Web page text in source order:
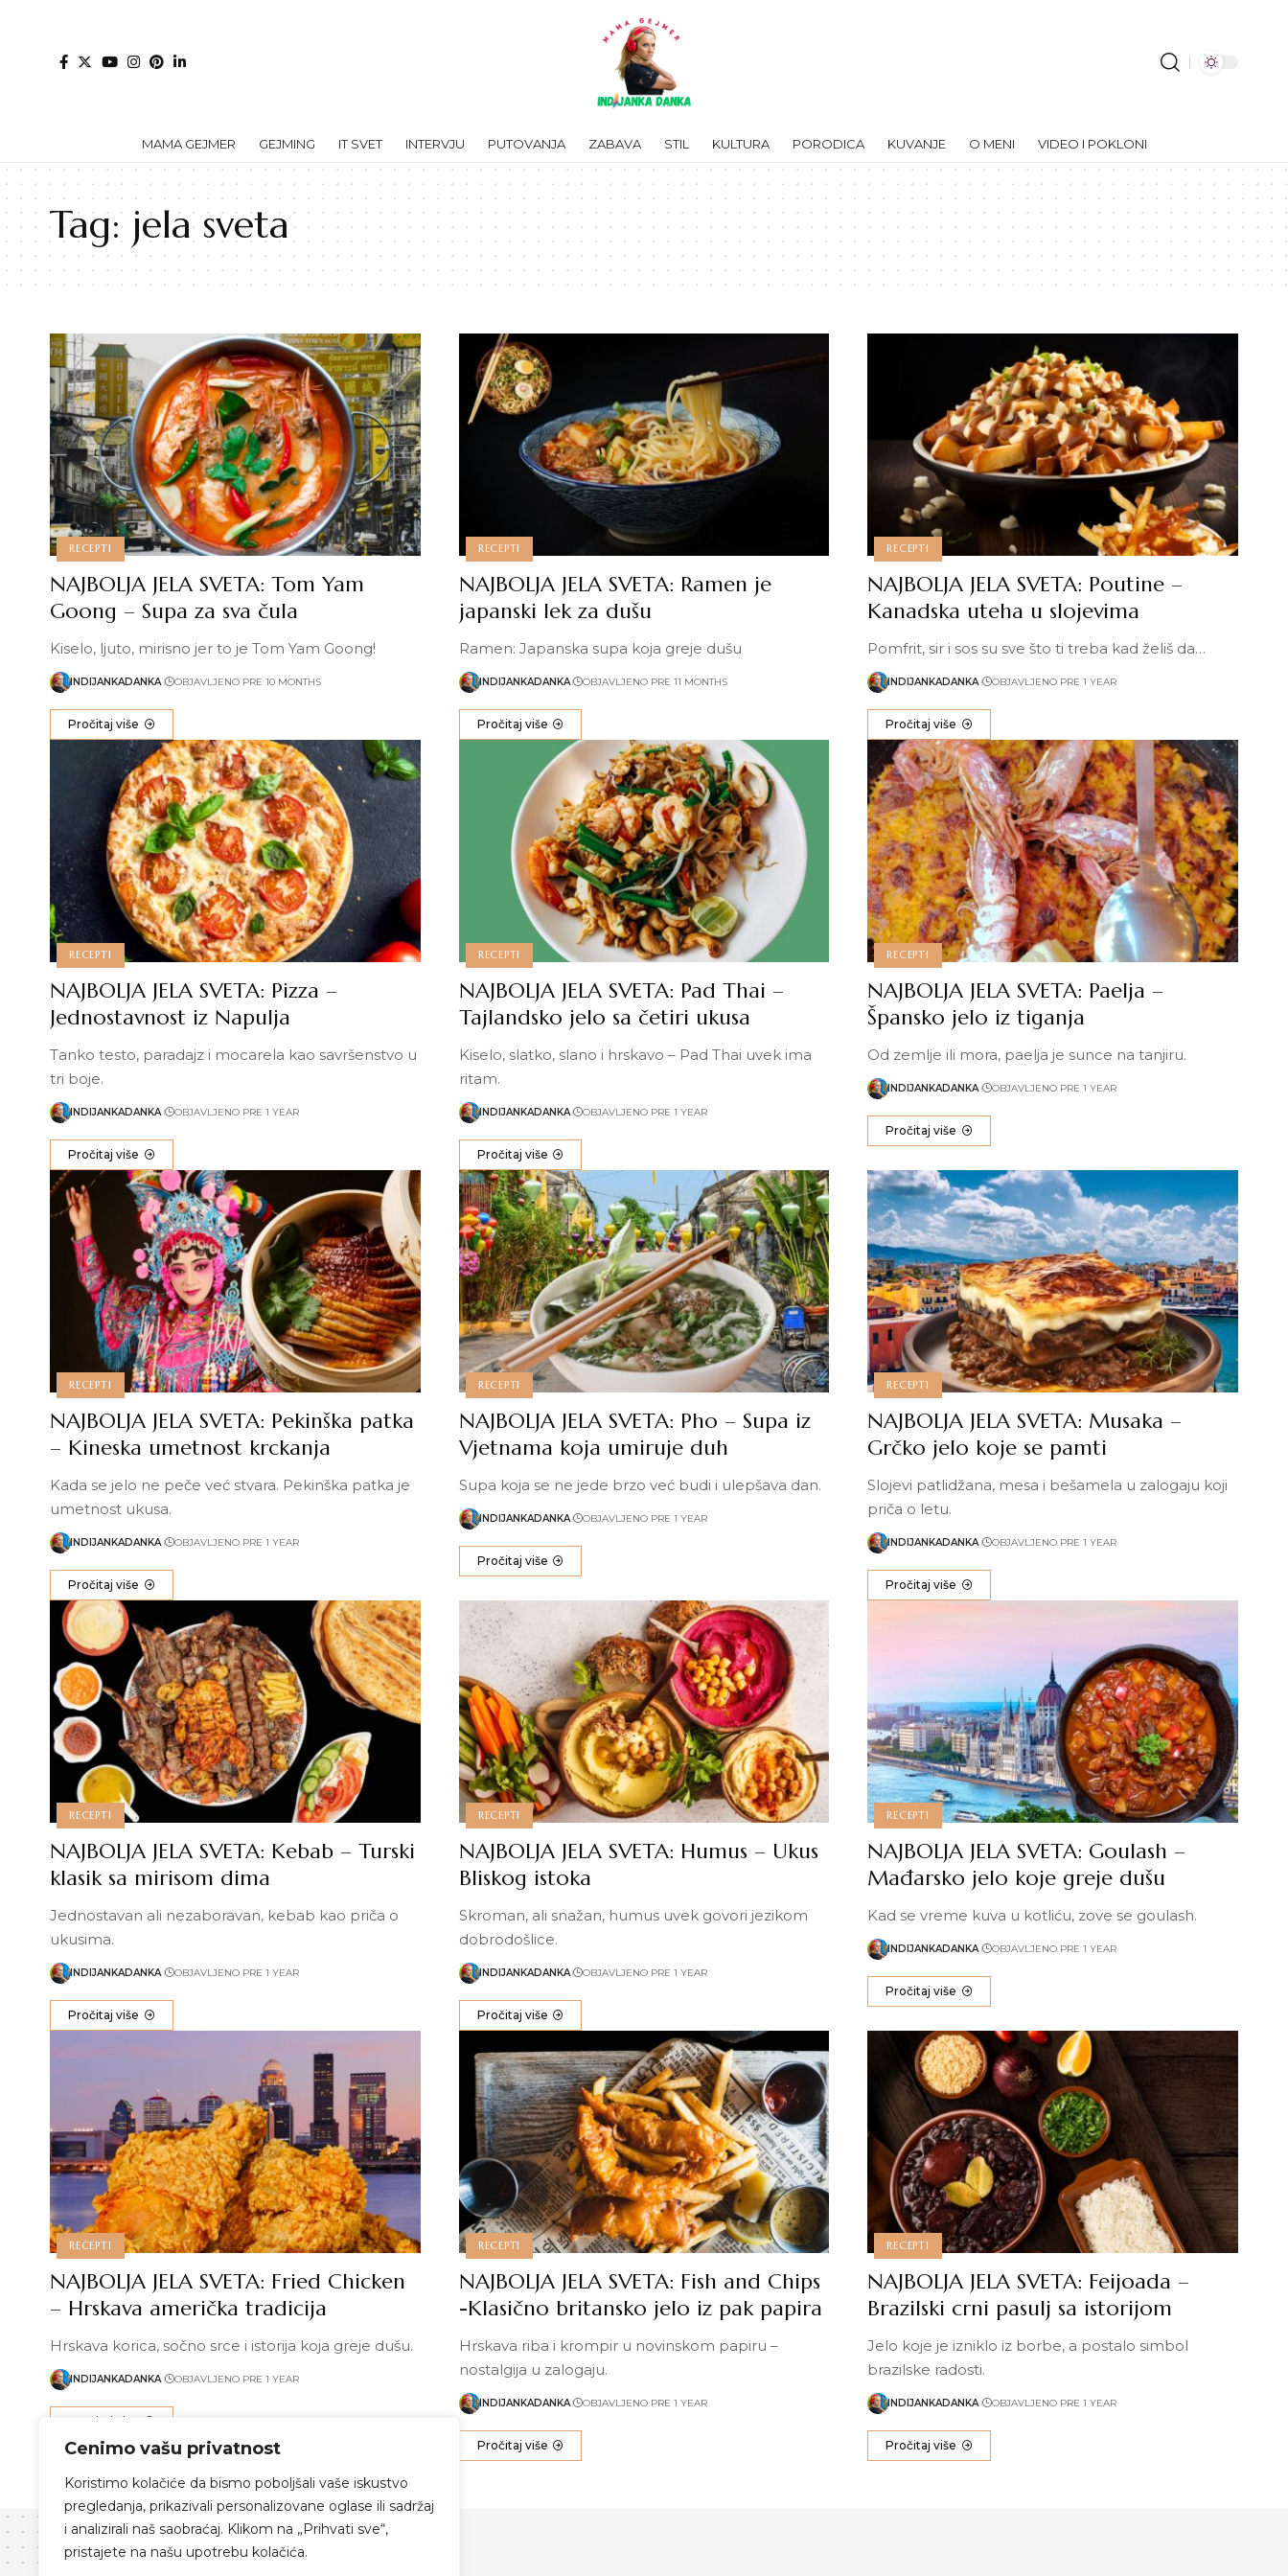
Cenimo vašu privatnost
Koristimo kolačiće da bismo poboljšali vaše iskustvo
pregledanja, prikazivali personalizovane oglase ili sadržaj
i analizirali naš saobraćaj. Klikom na „Prihvati sve“,
pristajete na našu upotrebu kolačića.
MAMA GEJMER GEJMING IT SVET INTERVJU PUTOVANJA ZABAVA STIL KULTURA PORODICA KUVANJE O MENI VIDEO I POKLONI
Tag: jela sveta
RECEPTI
NAJBOLJA JELA SVETA: Tom Yam
Goong – Supa za sva čula
Kiselo, ljuto, mirisno jer to je Tom Yam Goong!
INDIJANKADANKA OBJAVLJENO PRE 10 MONTHS
Pročitaj više
RECEPTI
NAJBOLJA JELA SVETA: Ramen je
japanski lek za dušu
Ramen: Japanska supa koja greje dušu
INDIJANKADANKA OBJAVLJENO PRE 11 MONTHS
Pročitaj više
RECEPTI
NAJBOLJA JELA SVETA: Poutine –
Kanadska uteha u slojevima
Pomfrit, sir i sos su sve što ti treba kad želiš da…
INDIJANKADANKA OBJAVLJENO PRE 1 YEAR
Pročitaj više
RECEPTI
NAJBOLJA JELA SVETA: Pizza –
Jednostavnost iz Napulja
Tanko testo, paradajz i mocarela kao savršenstvo u
tri boje.
INDIJANKADANKA OBJAVLJENO PRE 1 YEAR
Pročitaj više
RECEPTI
NAJBOLJA JELA SVETA: Pad Thai –
Tajlandsko jelo sa četiri ukusa
Kiselo, slatko, slano i hrskavo – Pad Thai uvek ima
ritam.
INDIJANKADANKA OBJAVLJENO PRE 1 YEAR
Pročitaj više
RECEPTI
NAJBOLJA JELA SVETA: Paelja –
Špansko jelo iz tiganja
Od zemlje ili mora, paelja je sunce na tanjiru.
INDIJANKADANKA OBJAVLJENO PRE 1 YEAR
Pročitaj više
RECEPTI
NAJBOLJA JELA SVETA: Pekinška patka
– Kineska umetnost krckanja
Kada se jelo ne peče već stvara. Pekinška patka je
umetnost ukusa.
INDIJANKADANKA OBJAVLJENO PRE 1 YEAR
Pročitaj više
RECEPTI
NAJBOLJA JELA SVETA: Pho – Supa iz
Vjetnama koja umiruje duh
Supa koja se ne jede brzo već budi i ulepšava dan.
INDIJANKADANKA OBJAVLJENO PRE 1 YEAR
Pročitaj više
RECEPTI
NAJBOLJA JELA SVETA: Musaka –
Grčko jelo koje se pamti
Slojevi patlidžana, mesa i bešamela u zalogaju koji
priča o letu.
INDIJANKADANKA OBJAVLJENO PRE 1 YEAR
Pročitaj više
RECEPTI
NAJBOLJA JELA SVETA: Kebab – Turski
klasik sa mirisom dima
Jednostavan ali nezaboravan, kebab kao priča o
ukusima.
INDIJANKADANKA OBJAVLJENO PRE 1 YEAR
Pročitaj više
RECEPTI
NAJBOLJA JELA SVETA: Humus – Ukus
Bliskog istoka
Skroman, ali snažan, humus uvek govori jezikom
dobrodošlice.
INDIJANKADANKA OBJAVLJENO PRE 1 YEAR
Pročitaj više
RECEPTI
NAJBOLJA JELA SVETA: Goulash –
Mađarsko jelo koje greje dušu
Kad se vreme kuva u kotliću, zove se goulash.
INDIJANKADANKA OBJAVLJENO PRE 1 YEAR
Pročitaj više
RECEPTI
NAJBOLJA JELA SVETA: Fried Chicken
– Hrskava američka tradicija
Hrskava korica, sočno srce i istorija koja greje dušu.
INDIJANKADANKA OBJAVLJENO PRE 1 YEAR
Pročitaj više
RECEPTI
NAJBOLJA JELA SVETA: Fish and Chips
-Klasično britansko jelo iz pak papira
Hrskava riba i krompir u novinskom papiru –
nostalgija u zalogaju.
INDIJANKADANKA OBJAVLJENO PRE 1 YEAR
Pročitaj više
RECEPTI
NAJBOLJA JELA SVETA: Feijoada –
Brazilski crni pasulj sa istorijom
Jelo koje je izniklo iz borbe, a postalo simbol
brazilske radosti.
INDIJANKADANKA OBJAVLJENO PRE 1 YEAR
Pročitaj više